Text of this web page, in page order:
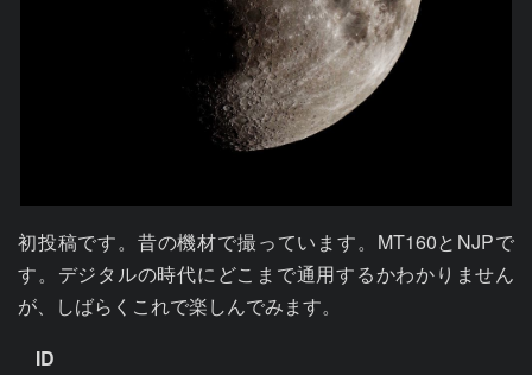
初投稿です。昔の機材で撮っています。MT160とNJPで
す。デジタルの時代にどこまで通用するかわかりません
が、しばらくこれで楽しんでみます。
ID